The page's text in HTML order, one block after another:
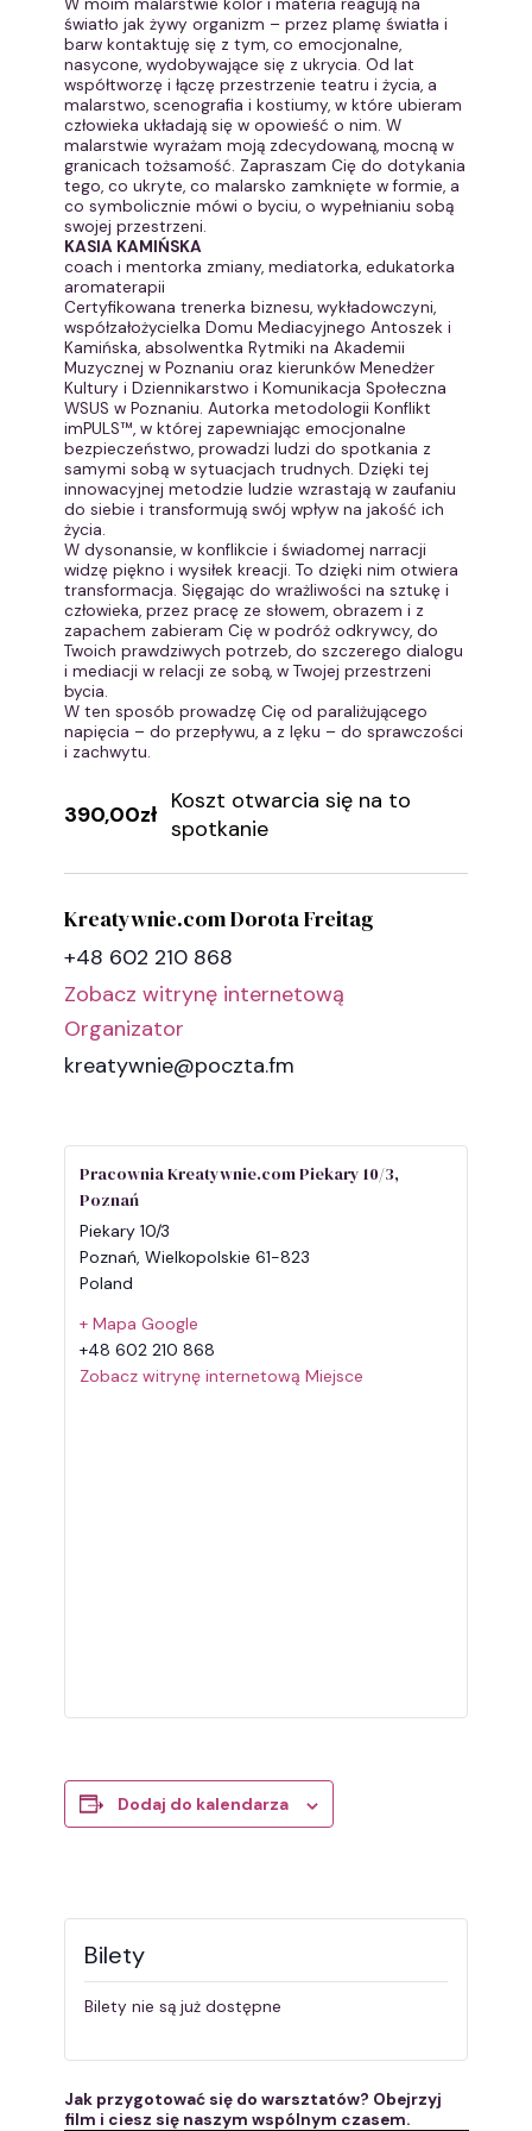
W moim malarstwie kolor i materia reagują na
światło jak żywy organizm – przez plamę światła i
barw kontaktuję się z tym, co emocjonalne,
nasycone, wydobywające się z ukrycia. Od lat
współtworzę i łączę przestrzenie teatru i życia, a
malarstwo, scenografia i kostiumy, w które ubieram
człowieka układają się w opowieść o nim. W
malarstwie wyrażam moją zdecydowaną, mocną w
granicach tożsamość. Zapraszam Cię do dotykania
tego, co ukryte, co malarsko zamknięte w formie, a
co symbolicznie mówi o byciu, o wypełnianiu sobą
swojej przestrzeni.
KASIA KAMIŃSKA
coach i mentorka zmiany, mediatorka, edukatorka
aromaterapii
Certyfikowana trenerka biznesu, wykładowczyni,
współzałożycielka Domu Mediacyjnego Antoszek i
Kamińska, absolwentka Rytmiki na Akademii
Muzycznej w Poznaniu oraz kierunków Menedżer
Kultury i Dziennikarstwo i Komunikacja Społeczna
WSUS w Poznaniu. Autorka metodologii Konflikt
imPULS™, w której zapewniając emocjonalne
bezpieczeństwo, prowadzi ludzi do spotkania z
samymi sobą w sytuacjach trudnych. Dzięki tej
innowacyjnej metodzie ludzie wzrastają w zaufaniu
do siebie i transformują swój wpływ na jakość ich
życia.
W dysonansie, w konflikcie i świadomej narracji
widzę piękno i wysiłek kreacji. To dzięki nim otwiera
transformacja. Sięgając do wrażliwości na sztukę i
człowieka, przez pracę ze słowem, obrazem i z
zapachem zabieram Cię w podróż odkrywcy, do
Twoich prawdziwych potrzeb, do szczerego dialogu
i mediacji w relacji ze sobą, w Twojej przestrzeni
bycia.
W ten sposób prowadzę Cię od paraliżującego
napięcia – do przepływu, a z lęku – do sprawczości
i zachwytu.
390,00zł Koszt otwarcia się na to
spotkanie
Kreatywnie.com Dorota Freitag
+48 602 210 868
Zobacz witrynę internetową
Organizator
kreatywnie@poczta.fm
Pracownia Kreatywnie.com Piekary 10/3,
Poznań
Piekary 10/3
Poznań, Wielkopolskie 61-823
Poland
+ Mapa Google
+48 602 210 868
Zobacz witrynę internetową Miejsce
Dodaj do kalendarza
Bilety
Bilety nie są już dostępne
Jak przygotować się do warsztatów? Obejrzyj
film i ciesz się naszym wspólnym czasem.